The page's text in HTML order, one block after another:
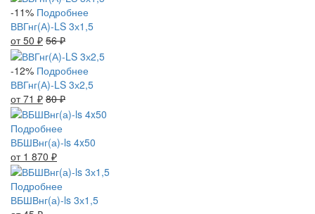
-11% Подробнее
ВВГнг(А)-LS 3х1,5
от 50 ₽ 56₽
-12% Подробнее
ВВГнг(А)-LS 3х2,5
от 71 ₽ 80₽
Подробнее
ВБШВнг(а)-ls 4x50
от 1 870 ₽
Подробнее
ВБШВнг(а)-ls 3х1,5